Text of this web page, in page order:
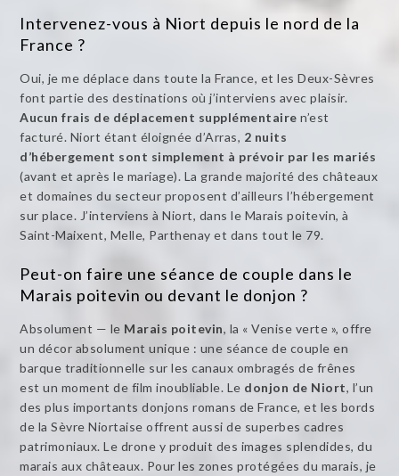
Intervenez-vous à Niort depuis le nord de la
France ?
Oui, je me déplace dans toute la France, et les Deux-Sèvres
font partie des destinations où j’interviens avec plaisir.
Aucun frais de déplacement supplémentaire n’est
facturé. Niort étant éloignée d’Arras, 2 nuits
d’hébergement sont simplement à prévoir par les mariés
(avant et après le mariage). La grande majorité des châteaux
et domaines du secteur proposent d’ailleurs l’hébergement
sur place. J’interviens à Niort, dans le Marais poitevin, à
Saint-Maixent, Melle, Parthenay et dans tout le 79.
Peut-on faire une séance de couple dans le
Marais poitevin ou devant le donjon ?
Absolument — le Marais poitevin, la « Venise verte », offre
un décor absolument unique : une séance de couple en
barque traditionnelle sur les canaux ombragés de frênes
est un moment de film inoubliable. Le donjon de Niort, l’un
des plus importants donjons romans de France, et les bords
de la Sèvre Niortaise offrent aussi de superbes cadres
patrimoniaux. Le drone y produit des images splendides, du
marais aux châteaux. Pour les zones protégées du marais, je